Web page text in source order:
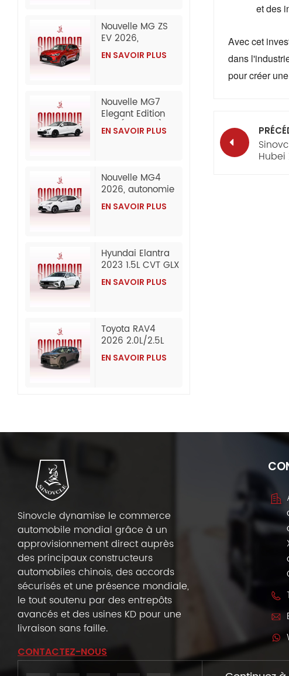
(exportation)
Nouvelle MG ZS
EV 2026,
exportation en
gros depuis la
EN SAVOIR PLUS
Nouvelle MG7
Elegant Edition
1.5T (300DCT) |
Modèle
gros depuis la
Chine
EN SAVOIR PLUS
Nouvelle MG4
2026, autonomie
de 437 km
(CLTC), édition
électrique
abordable,
exportée en gros
depuis la Chine.
EN SAVOIR PLUS
Hyundai Elantra
2023 1.5L CVT GLX
Elite Edition
Essence
EN SAVOIR PLUS
Toyota RAV4
2026 2.0L/2.5L
AWD Luxury
Edition Essence
EN SAVOIR PLUS
et des
Avec cet
dans
pour créer
Sinovcle dynamise le commerce
automobile mondial grâce à un
approvisionnement direct auprès
des principaux constructeurs
automobiles chinois, des accords
sécurisés et une présence mondiale,
le tout soutenu par des entrepôts
avancés et des usines KD pour une
livraison sans faille.
CONTACTEZ-NOUS